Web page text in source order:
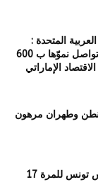
المتحدة :
الاستثمارات الإيطالية في الإمارات تواصل نموّها ب 600
الإماراتي
وطهران مرهون
الترجي الرياضي التونسي بطلا لكأس تونس للمرة 17